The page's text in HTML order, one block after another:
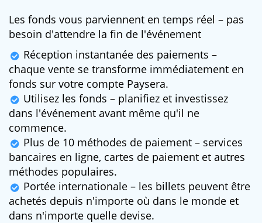
Les fonds vous parviennent en temps réel – pas
besoin d'attendre la fin de l'événement
Réception instantanée des paiements –
chaque vente se transforme immédiatement en
fonds sur votre compte Paysera.
Utilisez les fonds – planifiez et investissez
dans l'événement avant même qu'il ne
commence.
Plus de 10 méthodes de paiement – services
bancaires en ligne, cartes de paiement et autres
méthodes populaires.
Portée internationale – les billets peuvent être
achetés depuis n'importe où dans le monde et
dans n'importe quelle devise.